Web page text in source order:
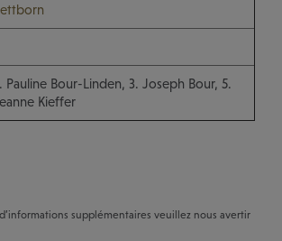
Pauline Bour-Linden, 3. Joseph Bour, 5.
Kieffer
d’informations supplémentaires veuillez nous avertir